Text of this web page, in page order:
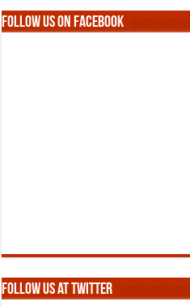
Follow us on Facebook
Follow us at Twitter